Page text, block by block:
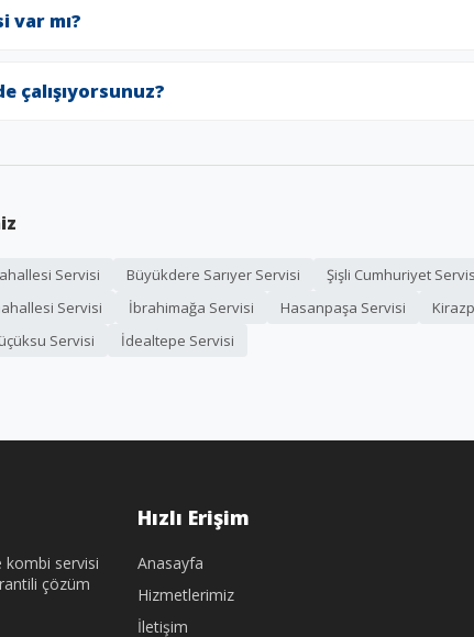
var mı?
çalışıyorsunuz?
Servisi Büyükdere Sarıyer Servisi Şişli Cumhuriyet
Servisi
İbrahimağa Servisi Hasanpaşa Servisi
Servisi İdealtepe Servisi
kombi servisi
çözüm
Hızlı Erişim
Anasayfa
Hizmetlerimiz
İletişim